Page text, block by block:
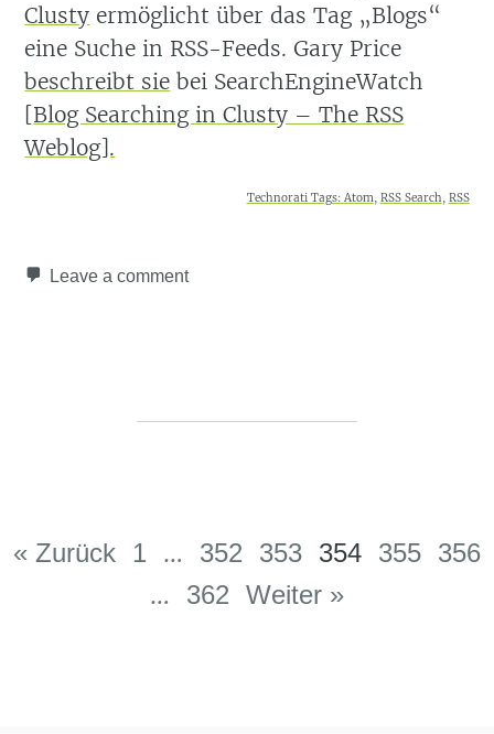
Clusty ermöglicht über das Tag
Blogs
eine Suche in RSS-Feeds. Gary Price
beschreibt sie bei SearchEngineWatch
[Blog Searching in Clusty – The RSS
Weblog].
Technorati Tags: Atom, RSS Search, RSS
Leave a comment
Post navigation
« Zurück 1 … 352 353 354 355 356
… 362 Weiter »